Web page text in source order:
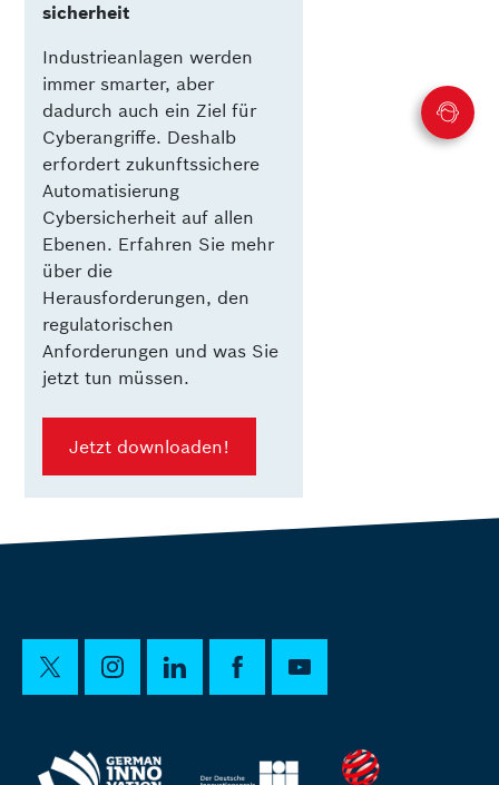
sicherheit
Industrieanlagen werden
immer smarter, aber
dadurch auch ein Ziel für
Cyberangriffe. Deshalb
erfordert zukunftssichere
Automatisierung
Cybersicherheit auf allen
Ebenen. Erfahren Sie mehr
über die
Herausforderungen, den
regulatorischen
Anforderungen und was Sie
jetzt tun müssen.
Jetzt downloaden!